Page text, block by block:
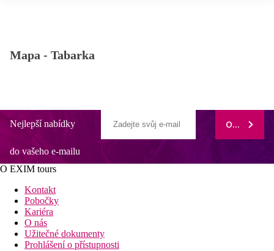
Mapa - Tabarka
Nejlepší nabídky
do vašeho e-mailu
ODEBÍRAT
O EXIM tours
Kontakt
Pobočky
Kariéra
O nás
Užitečné dokumenty
Prohlášení o přístupnosti